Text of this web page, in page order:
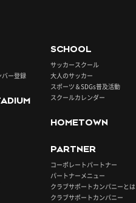
バー登録
SCHOOL
サッカースクール
大人のサッカー
スポーツ＆SDGs普及活動
スクールカレンダー
HOMETOWN
PARTNER
コーポレートパートナー
パートナーメニュー
クラブサポートカンパニーとは
クラブサポートカンパニー